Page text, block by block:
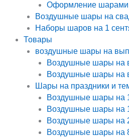
Оформление шарами
Воздушные шары на
Наборы шаров на 1
Товары
воздушные шары на
Воздушные шары на
Воздушные шары на
Шары на праздники и
Воздушные шары на
Воздушные шары на
Воздушные шары на
Воздушные шары на